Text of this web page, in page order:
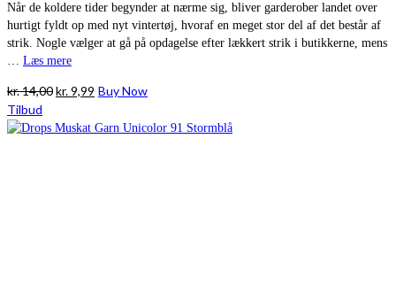
Når de koldere tider begynder at nærme sig, bliver garderober landet over
hurtigt fyldt op med nyt vintertøj, hvoraf en meget stor del af det består af
strik. Nogle vælger at gå på opdagelse efter lækkert strik i butikkerne, mens
… Læs mere
kr.14,00Den
pris
kr.9,99 Den
pris
Buy Now
Tilbud